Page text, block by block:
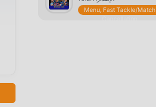
Menu, Fast Tackle/Match